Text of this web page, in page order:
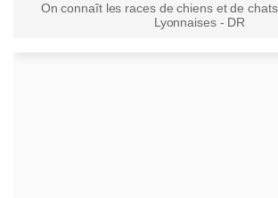
On connaît les races de chiens et de
Lyonnaises - DR